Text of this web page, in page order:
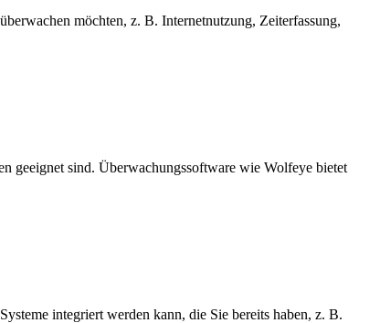
möchten, z. B. Internetnutzung, Zeiterfassung,
geeignet sind. Überwachungssoftware wie Wolfeye bietet
integriert werden kann, die Sie bereits haben, z. B.